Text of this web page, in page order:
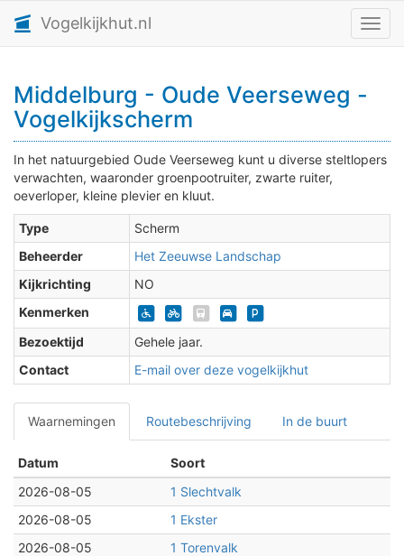
Vogelkijkhut.nl
Middelburg - Oude Veerseweg -
Vogelkijkscherm
In het natuurgebied Oude Veerseweg kunt u diverse steltlopers
verwachten, waaronder groenpootruiter, zwarte ruiter,
oeverloper, kleine plevier en kluut.
Type
Scherm
Beheerder
Het Zeeuwse Landschap
Kijkrichting
NO
Kenmerken
Bezoektijd
Gehele jaar.
Contact
E-mail over deze vogelkijkhut
Waarnemingen Routebeschrijving In de buurt
Datum
Soort
2026-08-05
1 Slechtvalk
2026-08-05
1 Ekster
2026-08-05
1 Torenvalk